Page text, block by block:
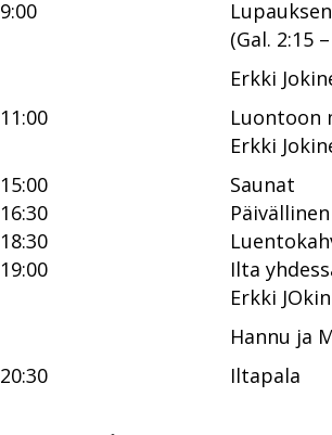
9:00
(Gal. 2:15
Erkki
11:00
Luontoon
Erkki
15:00
Saunat
16:30
Päivällinen
18:30
19:00
Ilta
Erkki
Hannu ja
20:30
Iltapala